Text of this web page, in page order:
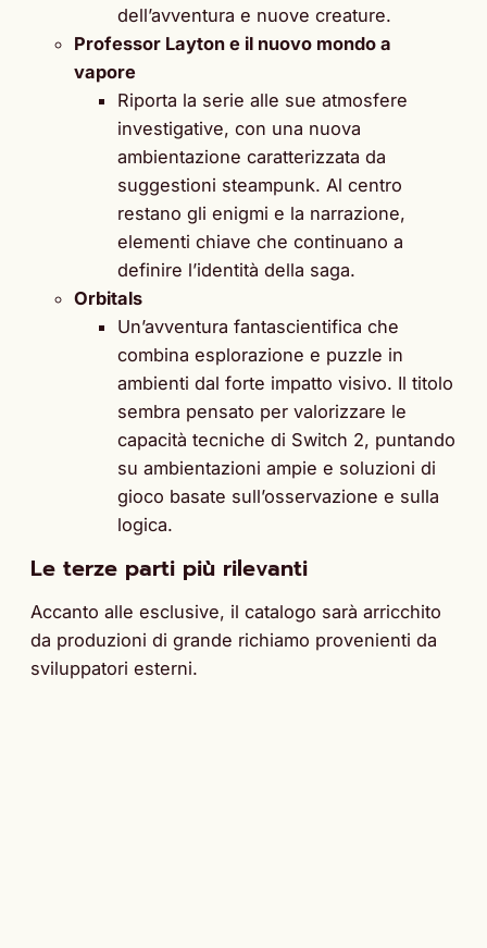
dell’avventura e nuove creature.
Professor Layton e il nuovo mondo a
vapore
Riporta la serie alle sue atmosfere
investigative, con una nuova
ambientazione caratterizzata da
suggestioni steampunk. Al centro
restano gli enigmi e la narrazione,
elementi chiave che continuano a
definire l’identità della saga.
Orbitals
Un’avventura fantascientifica che
combina esplorazione e puzzle in
ambienti dal forte impatto visivo. Il titolo
sembra pensato per valorizzare le
capacità tecniche di Switch 2, puntando
su ambientazioni ampie e soluzioni di
gioco basate sull’osservazione e sulla
logica.
Le terze parti più rilevanti
Accanto alle esclusive, il catalogo sarà arricchito
da produzioni di grande richiamo provenienti da
sviluppatori esterni.